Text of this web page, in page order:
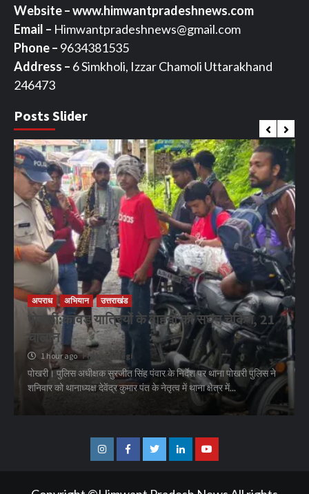
Website – www.himwantpradeshnews.com
Email – Himwantpradeshnews@gmail.com
Phone – 9634381535
Address – 6 Simkholi, Izzar Chamoli Uttarakhand
246473
Posts Slider
अपराध अभियान उत्तराखंड
पोखरी:कांवड़ यात्रियों के वाहनों की सघन चेकिंग, 21
चालान
1 hour ago Prakash Negi
पोखरी। पुलिस अधीक्षक सुरजीत सिंह पंवार के निर्देश पर थाना पोखरी पुलिस ने
शनिवार को थानाध्यक्ष देवेंद्र कुमार पंत के नेतृत्व में थाना क्षेत्र में...
InstagramFacebookTwitterLinkedinYoutube